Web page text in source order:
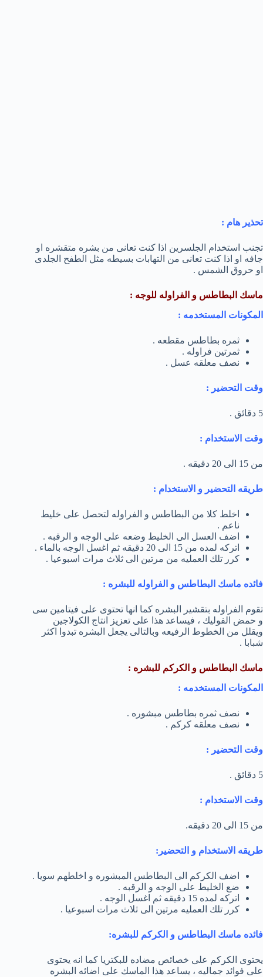
تحذير هام :
تجنب استخدام الجلسرين اذا كنت تعانى من بشره متقشره او
جافه او اذا كنت تعانى من التهابات بسيطه مثل الطفح الجلدى
او حروق الشمس .
ماسك البطاطس و الفراوله للوجه :
المكونات المستخدمه :
ثمره بطاطس مقطعه .
ثمرتين فراوله .
نصف معلقه عسل .
وقت التحضير :
5 دقائق .
وقت الاستخدام :
من 15 الى 20 دقيقه .
طريقه التحضير و الاستخدام :
اخلط كلا من البطاطس و الفراوله لتحصل على خليط
ناعم .
اضف العسل الى الخليط وضعه على الوجه و الرقبه .
اتركه لمده من 15 الى 20 دقيقه ثم اغسل الوجه بالماء .
كرر تلك العمليه من مرتين الى ثلاث مرات اسبوعيا .
فائده ماسك البطاطس و الفراوله للبشره :
تقوم الفراوله بتقشير البشره كما انها تحتوى على فيتامين سى
و حمض الفوليك ، فيساعد هذا على تعزيز انتاج الكولاجين
ويقلل من الخطوط الرفيعه وبالتالى يجعل البشره تبدوا اكثر
شبابا .
ماسك البطاطس و الكركم للبشره :
المكونات المستخدمه :
نصف ثمره بطاطس مبشوره .
نصف معلقه كركم .
وقت التحضير :
5 دقائق .
وقت الاستخدام :
من 15 الى 20 دقيقه.
طريقه الاستخدام و التحضير:
اضف الكركم الى البطاطس المبشوره و اخلطهم سويا .
ضع الخليط على الوجه و الرقبه .
اتركه لمده 15 دقيقه ثم اغسل الوجه .
كرر تلك العمليه مرتين الى ثلاث مرات اسبوعيا .
فائده ماسك البطاطس و الكركم للبشره:
يحتوى الكركم على خصائص مضاده للبكتريا كما انه يحتوى
على فوائد جماليه ، يساعد هذا الماسك على اضائه البشره